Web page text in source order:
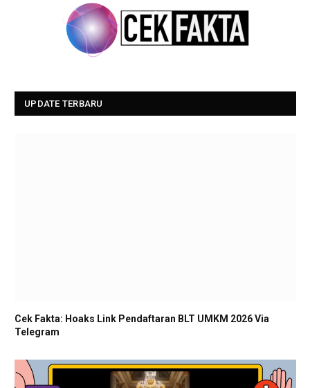
UPDATE TERBARU
Cek Fakta: Hoaks Link Pendaftaran BLT UMKM 2026 Via
Telegram